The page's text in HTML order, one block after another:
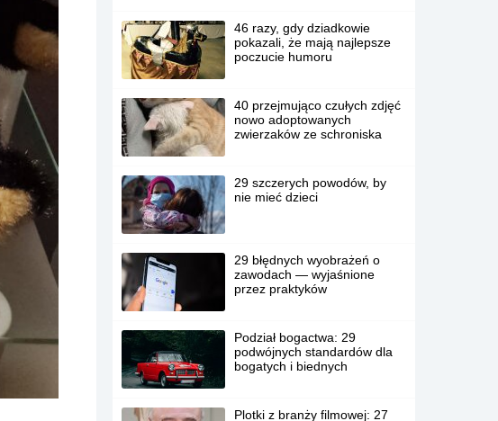
46 razy, gdy dziadkowie
pokazali, że mają najlepsze
poczucie humoru
40 przejmująco czułych zdjęć
nowo adoptowanych
zwierzaków ze schroniska
29 szczerych powodów, by
nie mieć dzieci
29 błędnych wyobrażeń o
zawodach — wyjaśnione
przez praktyków
Podział bogactwa: 29
podwójnych standardów dla
bogatych i biednych
Plotki z branży filmowej: 27